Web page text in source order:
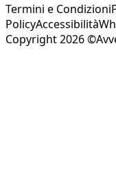
Termini e Condizioni
PolicyAccessibilità
Copyright 2026